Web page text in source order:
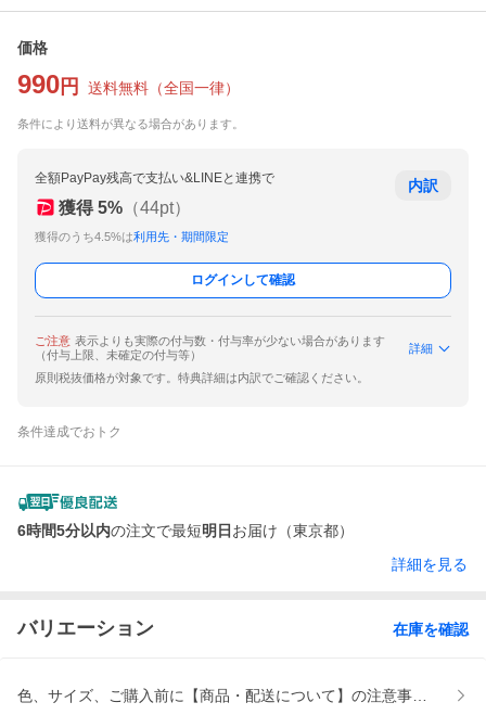
価格
990 円 送料無料 （全国一律）
条件により送料が異なる場合があります。
全額PayPay残高で支払い&LINEと連携で
獲得 5% （44pt）
獲得のうち4.5%は利用先・期間限定
内訳
ログインして確認
ご注意 表示よりも実際の付与数・付与率が少ない場合があります
（付与上限、未確定の付与等）
詳細
原則税抜価格が対象です。特典詳細は内訳でご確認ください。
条件達成でおトク
6時間5分以内の注文で最短明日 お届け（東京都）
詳細を見る
バリエーション 在庫を確認
色、サイズ、ご購入前に【商品・配送について】の注意事項をご